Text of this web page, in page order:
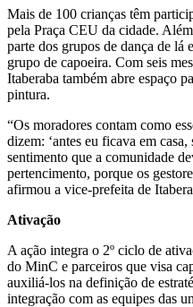
Mais de 100 crianças têm
pela Praça CEU da cidade.
parte dos grupos de dança de lá
grupo de capoeira. Com seis
Itaberaba também abre espaço
pintura.
“Os moradores contam como
dizem: ‘antes eu ficava em
sentimento que a comunidade
pertencimento, porque os
afirmou a vice-prefeita de
Ativação
A ação integra o 2º ciclo de
do MinC e parceiros que visa
auxiliá-los na definição de
integração com as equipes das